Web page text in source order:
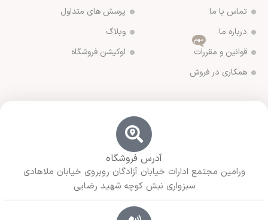
تماس با ما
درباره ما
قوانین و مقررات
مهم
همکاری در فروش
پرسش های متداول
وبلاگ
لوکیشن فروشگاه
آدرس فروشگاه
ورامین مجتمع ادارات خیابان آزادگان روبروی خیابان ملاهادی
سبزواری نبش کوچه شهید رضایی